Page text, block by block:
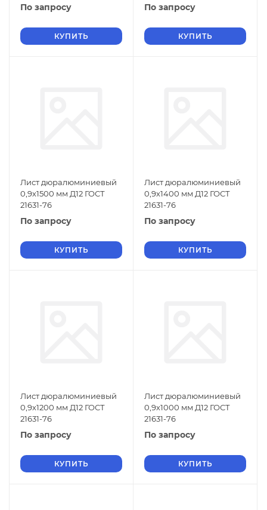
По запросу
КУПИТЬ
По запросу
КУПИТЬ
Лист дюралюминиевый
0,9х1500 мм Д12 ГОСТ
21631-76
По запросу
КУПИТЬ
Лист дюралюминиевый
0,9х1400 мм Д12 ГОСТ
21631-76
По запросу
КУПИТЬ
Лист дюралюминиевый
0,9х1200 мм Д12 ГОСТ
21631-76
По запросу
КУПИТЬ
Лист дюралюминиевый
0,9х1000 мм Д12 ГОСТ
21631-76
По запросу
КУПИТЬ